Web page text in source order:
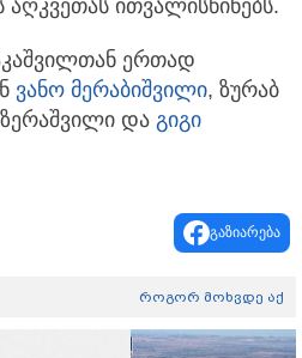
ითვალისწინებს.
ერთად
ვანო მერაბიშვილი, ზურაბ
და გიგი
გაზიარება
როგორ მოხვდე აქ